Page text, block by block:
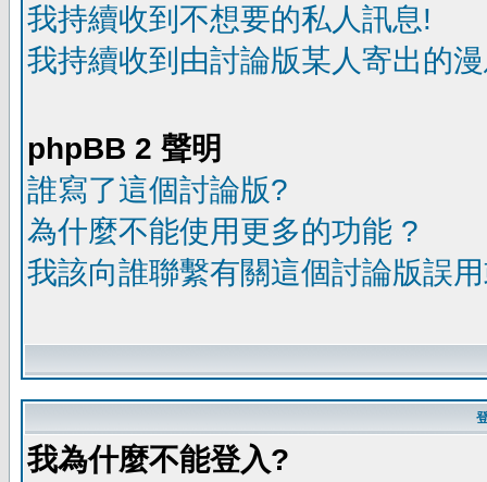
我持續收到不想要的私人訊息!
我持續收到由討論版某人寄出的
phpBB 2 聲明
誰寫了這個討論版?
為什麼不能使用更多的功能 ?
我該向誰聯繫有關這個討論版誤
我為什麼不能登入?